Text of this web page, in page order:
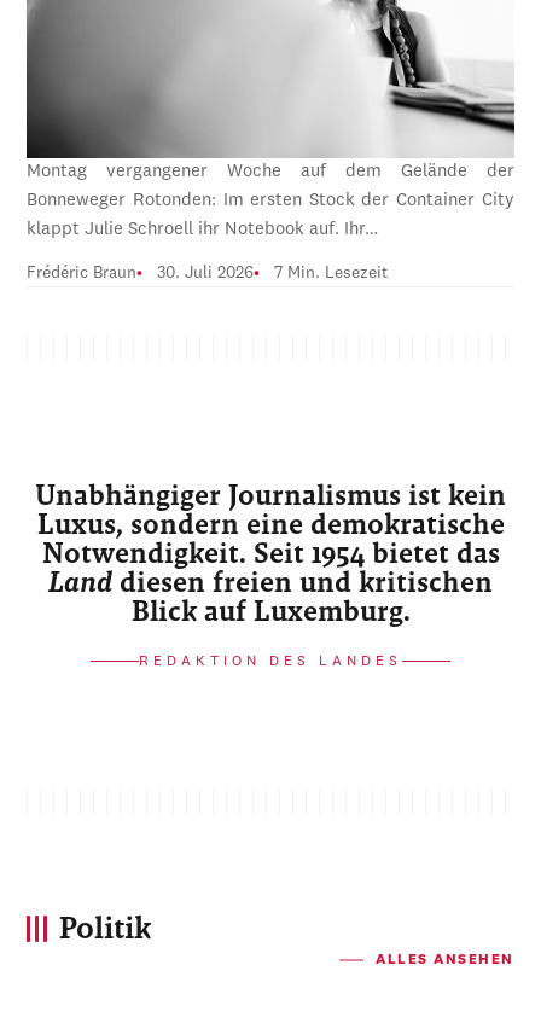
Montag vergangener Woche auf dem Gelände der
Bonneweger Rotonden: Im ersten Stock der Container City
klappt Julie Schroell ihr Notebook auf. Ihr…
Frédéric Braun 30. Juli 2026 7 Min. Lesezeit
Unabhängiger Journalismus ist kein
Luxus, sondern eine demokratische
Notwendigkeit. Seit 1954 bietet das
Land diesen freien und kritischen
Blick auf Luxemburg.
REDAKTION DES LANDES
Politik
ALLES ANSEHEN